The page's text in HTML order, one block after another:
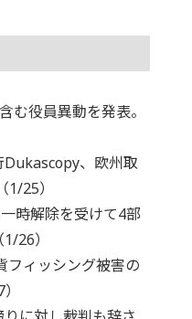
む役員異動を発表。
、欧州取
25）
時解除を受けて4部
26）
ィッシング被害の